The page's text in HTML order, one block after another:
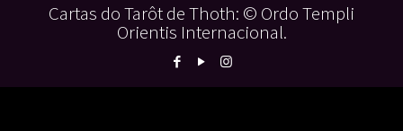
Cartas do Tarôt de Thoth: © Ordo Templi
Orientis Internacional.